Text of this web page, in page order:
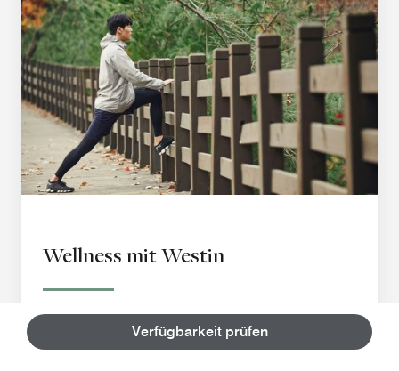
Verfügbarkeit prüfen
Wellness mit Westin
Von unserem "Eat Well"-Menü bis hin zu unseren
WestinWORKOUT-Routen finden Sie in unseren